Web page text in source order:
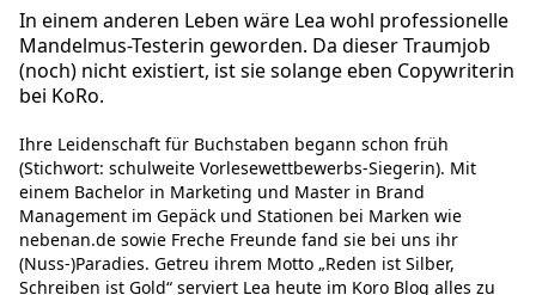
In einem anderen Leben wäre Lea wohl professionelle
Mandelmus-Testerin geworden. Da dieser Traumjob
(noch) nicht existiert, ist sie solange eben Copywriterin
bei KoRo.
Ihre Leidenschaft für Buchstaben begann schon früh
(Stichwort: schulweite Vorlesewettbewerbs-Siegerin). Mit
einem Bachelor in Marketing und Master in Brand
Management im Gepäck und Stationen bei Marken wie
nebenan.de sowie Freche Freunde fand sie bei uns ihr
(Nuss-)Paradies. Getreu ihrem Motto „Reden ist Silber,
Schreiben ist Gold“ serviert Lea heute im Koro Blog alles zu